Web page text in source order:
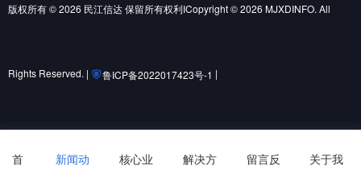
首 新闻动 核心业 解决方 留言反 关于我
版权所有 © 2026 民江信达 保留所有权利ICopyright © 2026 MJXDINFO. All
Rights Reserved. | 鲁ICP备2022017423号-1 |